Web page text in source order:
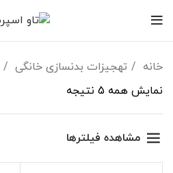
خانه تهجیزات بدنسازی خانگی
نمایش همه 5 نتیجه
مشاهده فیلترها